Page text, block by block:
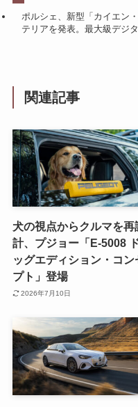
ポルシェ、新型「カイエン
テリアを発表。最大級デジ
関連記事
犬の視点からクルマを再
計、プジョー「E-5008
ッグエディション・コン
プト」登場
2026年7月10日